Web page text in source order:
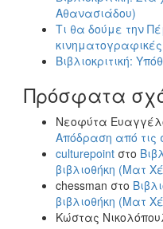
Αθανασιάδου)
Τι θα δούμε την
Βιβλιοκριτική:
Πρόσφατα
Νεοφύτα
Απόδραση από
culturepoint στο
βιβλιοθήκη (Ματ
chessman στο
βιβλιοθήκη (Ματ
Κώστας